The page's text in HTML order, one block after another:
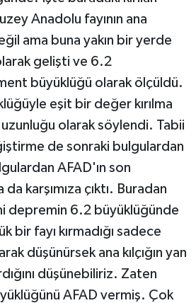
Anadolu fayının ana
ama buna yakın bir yerde
gelişti ve 6.2
büyüklüğü olarak ölçüldü.
eşit bir değer kırılma
uzunluğu olarak söylendi. Tabii
de sonraki bulgulardan
AFAD'ın son
da karşımıza çıktı. Buradan
depremin 6.2 büyüklüğünde
bir fayı kırmadığı sadece
düşünürsek ana kılçığın yan
düşünebiliriz. Zaten
AFAD vermiş. Çok